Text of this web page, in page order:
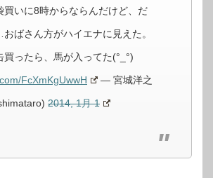
買いに8時からならんだけど、だ
ばさん方がハイエナに見えた。
買ったら、馬が入ってた(°_°)
FcXmKgUwwH — 宮城洋之
2014, 1月 1